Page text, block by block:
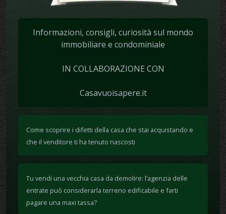
Informazioni, consigli, curiosità sul mondo
immobiliare e condominiale
IN COLLABORAZIONE CON
Casavuoisapere.it
Come scoprire i difetti della casa che stai acquistando e
che il venditore ti ha tenuto nascosti
Tu vendi una vecchia casa da demolire: l’agenzia delle
entrate può considerarla terreno edificabile e farti
pagare una maxi tassa?